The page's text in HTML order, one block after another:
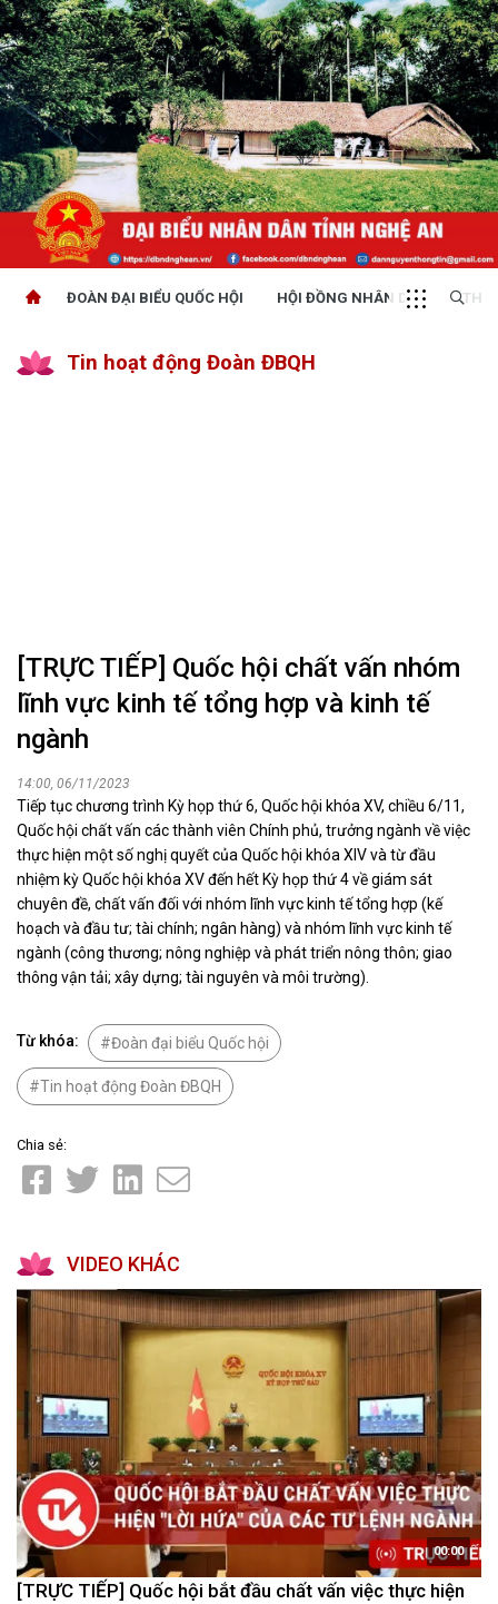
ĐOÀN ĐẠI BIỂU QUỐC HỘI HỘI ĐỒNG NHÂN DÂN
Tin hoạt động Đoàn ĐBQH
[TRỰC TIẾP] Quốc hội chất vấn nhóm
lĩnh vực kinh tế tổng hợp và kinh tế
ngành
14:00, 06/11/2023
Tiếp tục chương trình Kỳ họp thứ 6, Quốc hội khóa XV, chiều 6/11,
Quốc hội chất vấn các thành viên Chính phủ, trưởng ngành về việc
thực hiện một số nghị quyết của Quốc hội khóa XIV và từ đầu
nhiệm kỳ Quốc hội khóa XV đến hết Kỳ họp thứ 4 về giám sát
chuyên đề, chất vấn đối với nhóm lĩnh vực kinh tế tổng hợp (kế
hoạch và đầu tư; tài chính; ngân hàng) và nhóm lĩnh vực kinh tế
ngành (công thương; nông nghiệp và phát triển nông thôn; giao
thông vận tải; xây dựng; tài nguyên và môi trường).
Từ khóa: Đoàn đại biểu Quốc hội
Tin hoạt động Đoàn ĐBQH
Chia sẻ:
VIDEO KHÁC
00:00
[TRỰC TIẾP] Quốc hội bắt đầu chất vấn việc thực hiện